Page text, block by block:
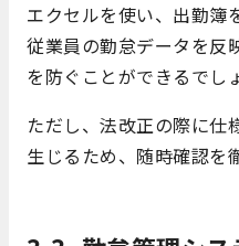
エクセルを使い、出勤簿
従業員の勤怠データを反
を防ぐことができるでし
ただし、法改正の際に仕
生じるため、随時確認を